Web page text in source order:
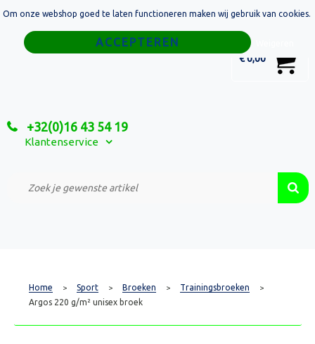
€ 0,00
+32(0)16 43 54 19
Klantenservice
Home
Relatiegeschenken
Custom Made Projecten
Home > Sport > Broeken > Trainingsbroeken >
Argos 220 g/m² unisex broek
Om onze webshop goed te laten functioneren maken wij gebruik van cookies.